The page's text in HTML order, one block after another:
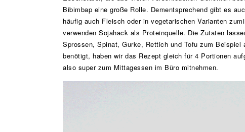
Bibimbap eine große Rolle. Dementsprechend gibt es
häufig auch Fleisch oder in vegetarischen Varianten
verwenden Sojahack als Proteinquelle. Die Zutaten
Sprossen, Spinat, Gurke, Rettich und Tofu zum
benötigt, haben wir das Rezept gleich für 4 Portionen
also super zum Mittagessen im Büro mitnehmen.